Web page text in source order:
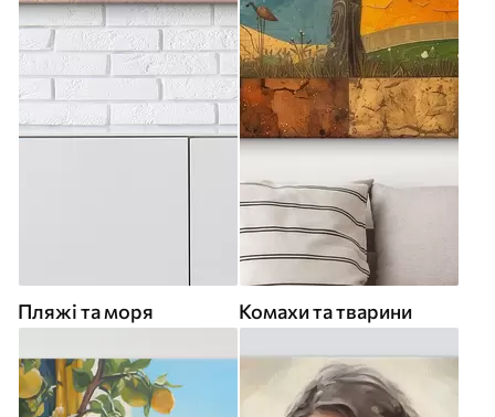
Пляжі та моря Комахи та тварини